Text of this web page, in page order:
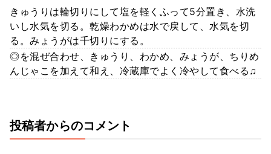
きゅうりは輪切りにして塩を軽くふって5分置き、水洗
いし水気を切る。乾燥わかめは水で戻して、水気を切
る。みょうがは千切りにする。
◎を混ぜ合わせ、きゅうり、わかめ、みょうが、ちりめ
んじゃこを加えて和え、冷蔵庫でよく冷やして食べる♫
投稿者からのコメント